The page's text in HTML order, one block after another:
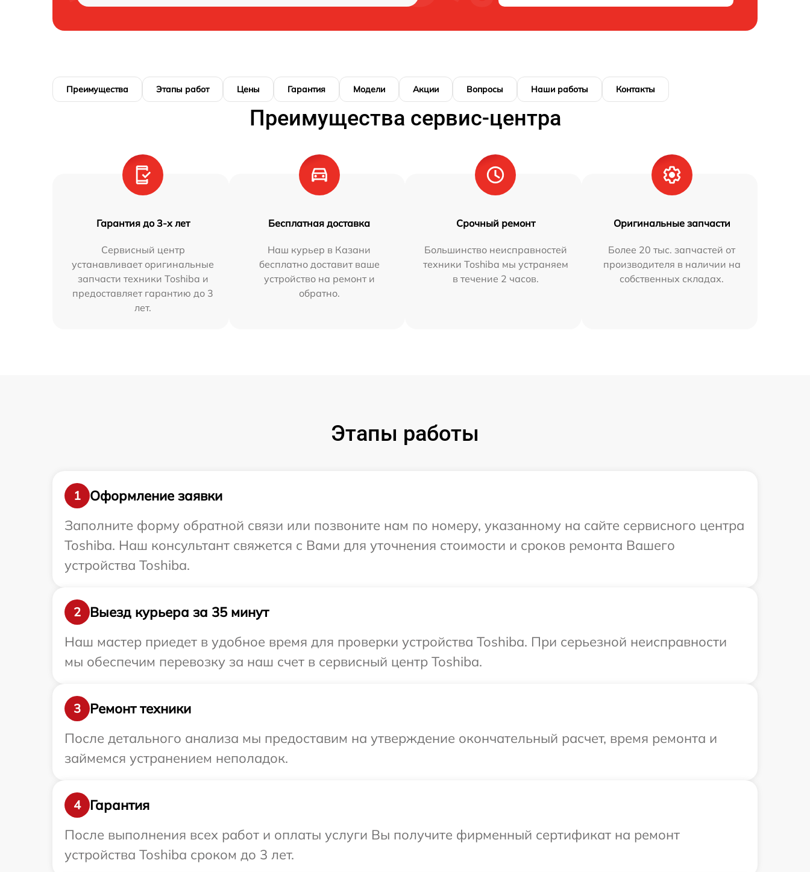
Преимущества Этапы работ Цены Гарантия Модели Акции Вопросы Наши работы Контакты
Преимущества сервис-центра
Гарантия до 3-х лет
Сервисный центр
устанавливает оригинальные
запчасти техники Toshiba и
предоставляет гарантию до 3
лет.
Бесплатная доставка
Наш курьер в Казани
бесплатно доставит ваше
устройство на ремонт и
обратно.
Срочный ремонт
Большинство неисправностей
техники Toshiba мы устраняем
в течение 2 часов.
Оригинальные запчасти
Более 20 тыс. запчастей от
производителя в наличии на
собственных складах.
Этапы работы
1
Оформление заявки
Заполните форму обратной связи или позвоните нам по номеру, указанному на сайте сервисного центра
Toshiba. Наш консультант свяжется с Вами для уточнения стоимости и сроков ремонта Вашего
устройства Toshiba.
2
Выезд курьера за 35 минут
Наш мастер приедет в удобное время для проверки устройства Toshiba. При серьезной неисправности
мы обеспечим перевозку за наш счет в сервисный центр Toshiba.
3
Ремонт техники
После детального анализа мы предоставим на утверждение окончательный расчет, время ремонта и
займемся устранением неполадок.
4
Гарантия
После выполнения всех работ и оплаты услуги Вы получите фирменный сертификат на ремонт
устройства Toshiba сроком до 3 лет.